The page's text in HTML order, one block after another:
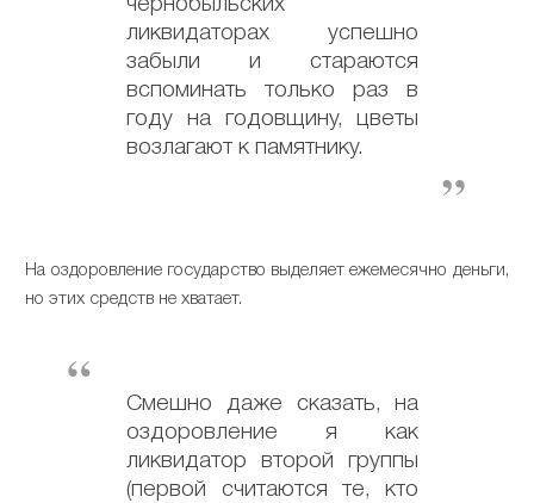
чернобыльских
ликвидаторах успешно
забыли и стараются
вспоминать только раз в
году на годовщину, цветы
возлагают к памятнику.
На оздоровление государство выделяет ежемесячно деньги,
но этих средств не хватает.
Смешно даже сказать, на
оздоровление я как
ликвидатор второй группы
(первой считаются те, кто